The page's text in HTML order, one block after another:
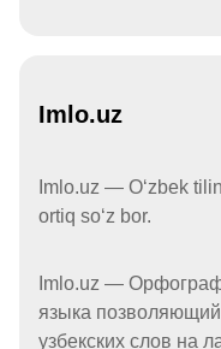
Imlo.uz
Imlo.uz — Oʻzbek
ortiq soʻz bor.
Imlo.uz —
языка
узбекских слов на